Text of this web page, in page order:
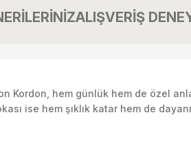
ALIŞVERİŞ
Kordon, hem günlük hem de özel
ise hem şıklık katar hem de